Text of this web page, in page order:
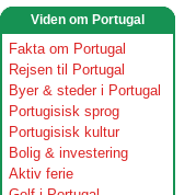
Viden om Portugal
Fakta om Portugal
Rejsen til Portugal
Byer & steder i Portugal
Portugisisk sprog
Portugisisk kultur
Bolig & investering
Aktiv ferie